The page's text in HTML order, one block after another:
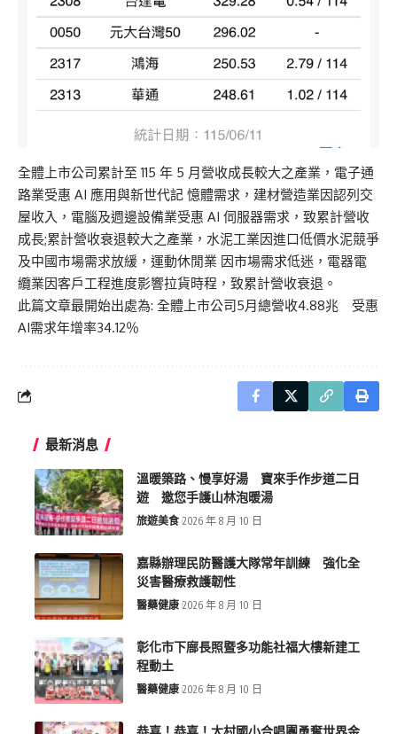
全體上市公司累計至 115 年 5 月營收成長較大之產業，電子通
路業受惠 AI 應用與新世代記 憶體需求，建材營造業因認列交
屋收入，電腦及週邊設備業受惠 AI 伺服器需求，致累計營收
成長;累計營收衰退較大之產業，水泥工業因進口低價水泥競爭
及中國市場需求放緩，運動休閒業 因市場需求低迷，電器電
纜業因客戶工程進度影響拉貨時程，致累計營收衰退。
此篇文章最開始出處為: 全體上市公司5月總營收4.88兆 受惠
AI需求年增率34.12％
最新消息
溫暖築路、慢享好湯 寶來手作步道二日
遊 邀您手護山林泡暖湯
旅遊美食 2026 年 8 月 10 日
嘉縣辦理民防醫護大隊常年訓練 強化全
災害醫療救護韌性
醫藥健康 2026 年 8 月 10 日
彰化市下廍長照暨多功能社福大樓新建工
程動土
醫藥健康 2026 年 8 月 10 日
恭喜！恭喜！大村國小合唱團勇奪世界金